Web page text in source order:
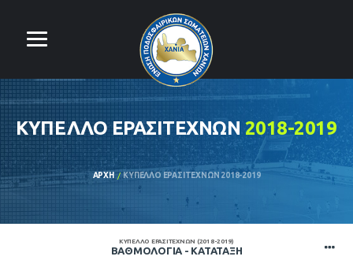
ΚΎΠΕΛΛΟ ΕΡΑΣΙΤΕΧΝΏΝ 2018-2019
ΑΡΧΉ ΚΎΠΕΛΛΟ ΕΡΑΣΙΤΕΧΝΏΝ 2018-2019
ΚΎΠΕΛΛΟ ΕΡΑΣΙΤΕΧΝΏΝ (2018-2019)
ΒΑΘΜΟΛΟΓΊΑ - ΚΑΤΆΤΑΞΗ